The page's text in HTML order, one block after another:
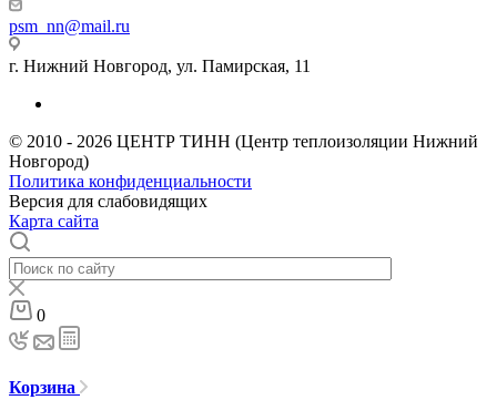
psm_nn@mail.ru
г. Нижний Новгород, ул. Памирская, 11
© 2010 - 2026 ЦЕНТР ТИНН (Центр теплоизоляции Нижний
Новгород)
Политика конфиденциальности
Версия для слабовидящих
Карта сайта
0
Корзина